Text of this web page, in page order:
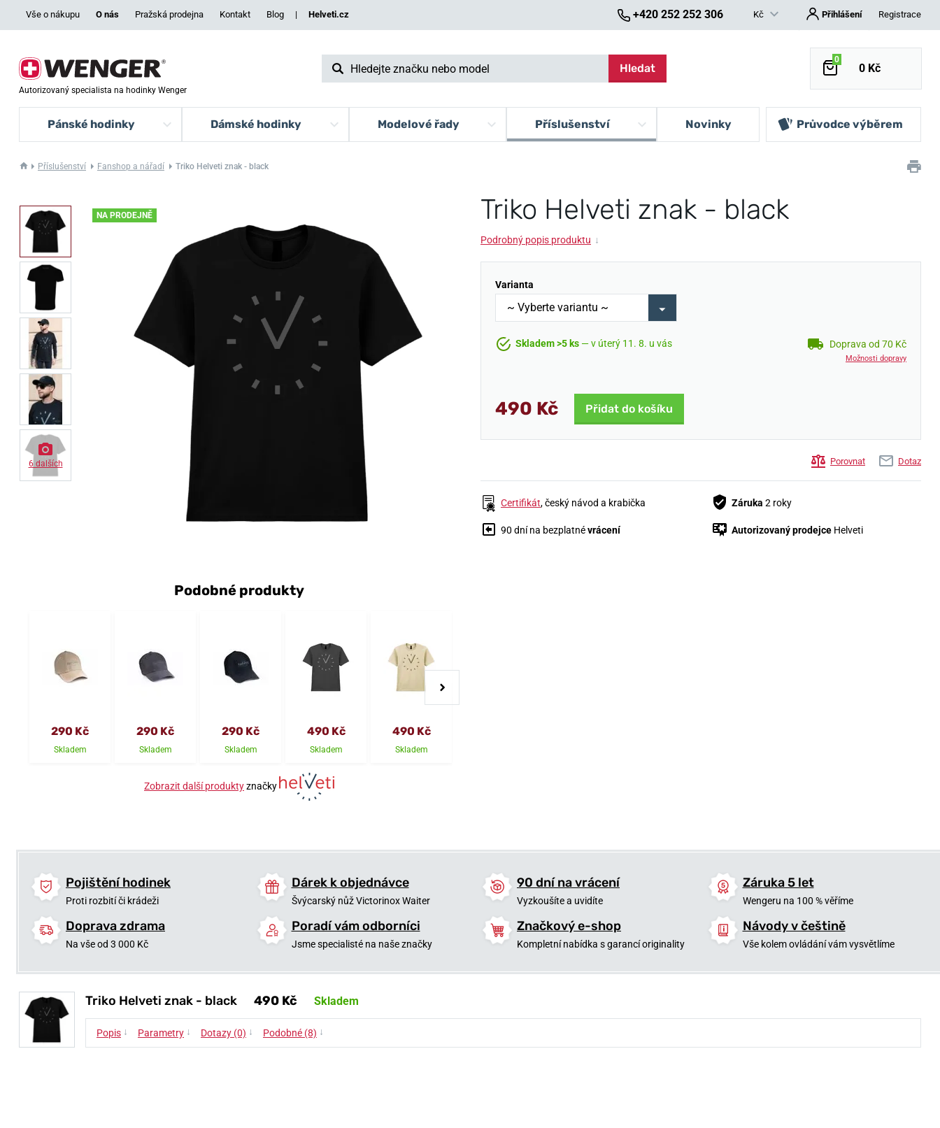
Vše o nákupu O nás Pražská prodejna Kontakt Blog | Helveti.cz +420 252 252 306 Kč Přihlášení Registrace
Autorizovaný specialista na hodinky Wenger
Hledat
0
0 Kč
Pánské hodinky Dámské hodinky Modelové řady Příslušenství Novinky Průvodce výběrem
Příslušenství Fanshop a nářadí Triko Helveti znak - black
Triko Helveti znak - black
NA PRODEJNĚ
6 dalších
Podrobný popis produktu ↓
Varianta
Skladem >5 ks — v úterý 11. 8. u vás Doprava od 70 Kč
Možnosti dopravy
490 Kč Přidat do košíku
Porovnat Dotaz
Certifikát, český návod a krabička Záruka 2 roky
90 dní na bezplatnévrácení Autorizovaný prodejce Helveti
Podobné produkty
290 Kč
Skladem
290 Kč
Skladem
290 Kč
Skladem
490 Kč
Skladem
490 Kč
Skladem
Zobrazit další produktyznačky
Pojištění hodinek
Proti rozbití či krádeži
Dárek k objednávce
Švýcarský nůž Victorinox Waiter
90 dní na vrácení
Vyzkoušíte a uvidíte
Záruka 5 let
Wengeru na 100 % věříme
Doprava zdrama
Na vše od 3 000 Kč
Poradí vám odborníci
Jsme specialisté na naše značky
Značkový e-shop
Kompletní nabídka s garancí originality
Návody v češtině
Vše kolem ovládání vám vysvětlíme
Triko Helveti znak - black 490 Kč Skladem
Popis ↓ Parametry ↓ Dotazy (0) ↓ Podobné (8) ↓